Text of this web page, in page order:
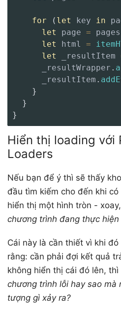
for ( let key in
let
page = pages
let
html =
let
_resultItem
      _resultWrapper
.
      _resultItem
.
}
}
}
Hiển thị loading với
Loaders
Nếu bạn để ý thì sẽ thấy
đầu tìm kiếm cho đến khi
hiển thị một hình tròn -
chương trình đang thực hiện
Cái này là cần thiết vì khi
rằng: cần phải đợi kết quả
không hiển thị cái đó lên,
chương trình lỗi hay sao mà
tượng gì xảy ra?